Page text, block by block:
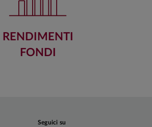
RENDIMENTI
FONDI
Seguici su